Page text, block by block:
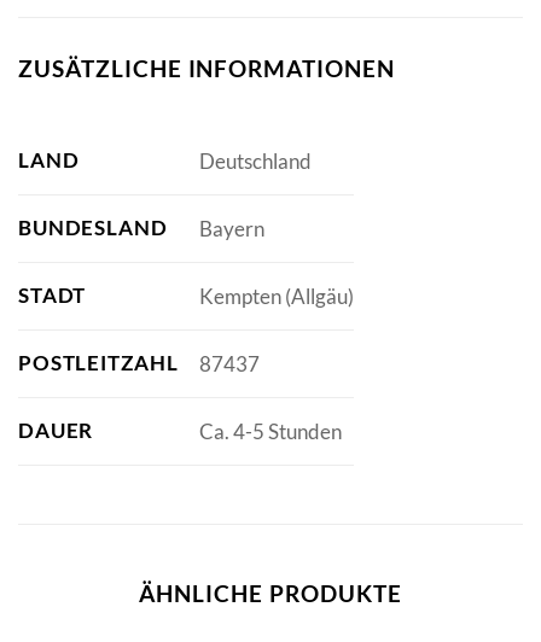
ZUSÄTZLICHE INFORMATIONEN
LAND Deutschland
BUNDESLAND Bayern
STADT Kempten (Allgäu)
POSTLEITZAHL 87437
DAUER Ca. 4-5 Stunden
ÄHNLICHE PRODUKTE